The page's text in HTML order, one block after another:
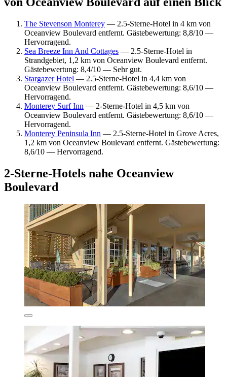
The Stevenson Monterey — 2.5-Sterne-Hotel in 4 km von
Oceanview Boulevard entfernt. Gästebewertung: 8,8/10 —
Hervorragend.
Sea Breeze Inn And Cottages — 2.5-Sterne-Hotel in
Strandgebiet, 1,2 km von Oceanview Boulevard entfernt.
Gästebewertung: 8,4/10 — Sehr gut.
Stargazer Hotel — 2.5-Sterne-Hotel in 4,4 km von
Oceanview Boulevard entfernt. Gästebewertung: 8,6/10 —
Hervorragend.
Monterey Surf Inn — 2-Sterne-Hotel in 4,5 km von
Oceanview Boulevard entfernt. Gästebewertung: 8,6/10 —
Hervorragend.
Monterey Peninsula Inn — 2.5-Sterne-Hotel in Grove Acres,
1,2 km von Oceanview Boulevard entfernt. Gästebewertung:
8,6/10 — Hervorragend.
2-Sterne-Hotels nahe Oceanview
Boulevard